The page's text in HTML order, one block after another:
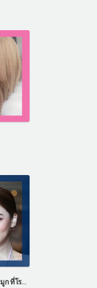
เอิร์นภัทร รีวิวศัลยกรรมโครงหน้า จมูก ที่โรงพยาบาลไอดี ประเทศเกาหลี